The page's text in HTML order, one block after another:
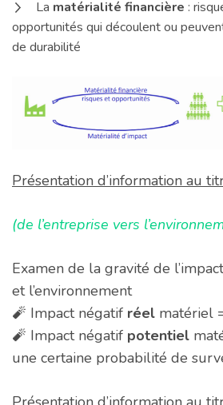
La matérialité financière :
opportunités qui découlent ou
de durabilité
Présentation d’information au
(de l’entreprise vers
Examen de la gravité de
et l’environnement
🧨 Impact négatif réel matériel
🧨 Impact négatif potentiel
une certaine probabilité de